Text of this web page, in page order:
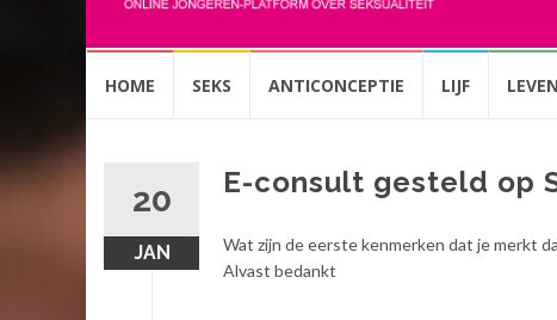
naarHOME SEKS ANTICONCEPTIE LIJF LEVEN
20
JAN
E-consult gesteld op
Wat zijn de eerste kenmerken dat je merkt
Alvast bedankt